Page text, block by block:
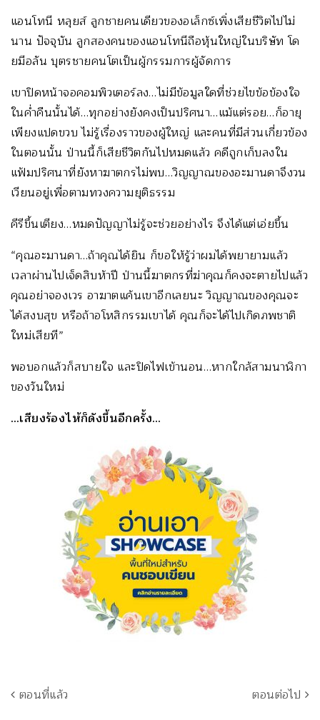
แอนโทนี หลุยส์ ลูกชายคนเดียวของอเล็กซ์เพิ่งเสียชีวิตไปไม่
นาน ปัจจุบัน ลูกสองคนของแอนโทนีถือหุ้นใหญ่ในบริษัท โด
ยมีอลัน บุตรชายคนโตเป็นผู้กรรมการผู้จัดการ
เขาปิดหน้าจอคอมพิวเตอร์ลง…ไม่มีข้อมูลใดที่ช่วยไขข้อข้องใจ
ในค่ำคืนนั้นได้…ทุกอย่างยังคงเป็นปริศนา…แม้แต่รอย…ก็อายุ
เพียงแปดขวบ ไม่รู้เรื่องราวของผู้ใหญ่ และคนที่มีส่วนเกี่ยวข้อง
ในตอนนั้น ป่านนี้ก็เสียชีวิตกันไปหมดแล้ว คดีถูกเก็บลงใน
แฟ้มปริศนาที่ยังหาฆาตกรไม่พบ…วิญญาณของอะมานดาจึงวน
เวียนอยู่เพื่อตามทวงความยุติธรรม
คีรีขึ้นเตียง…หมดปัญญาไม่รู้จะช่วยอย่างไร จึงได้แต่เอ่ยขึ้น
“คุณอะมานดา…ถ้าคุณได้ยิน ก็ขอให้รู้ว่าผมได้พยายามแล้ว
เวลาผ่านไปเจ็ดสิบห้าปี ป่านนี้ฆาตกรที่ฆ่าคุณก็คงจะตายไปแล้ว
คุณอย่าจองเวร อาฆาตแค้นเขาอีกเลยนะ วิญญาณของคุณจะ
ได้สงบสุข หรือถ้าอโหสิกรรมเขาได้ คุณก็จะได้ไปเกิดภพชาติ
ใหม่เสียที”
พอบอกแล้วก็สบายใจ และปิดไฟเข้านอน…หากใกล้สามนาฬิกา
ของวันใหม่
…เสียงร้องไห้ก็ดังขึ้นอีกครั้ง…
ตอนที่แล้ว ตอนต่อไป